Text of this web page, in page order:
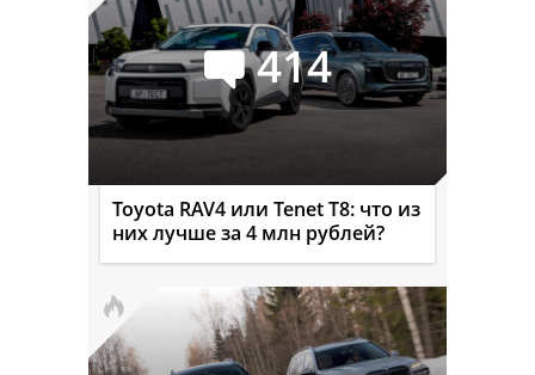
414
Toyota RAV4 или Tenet T8: что из
них лучше за 4 млн рублей?